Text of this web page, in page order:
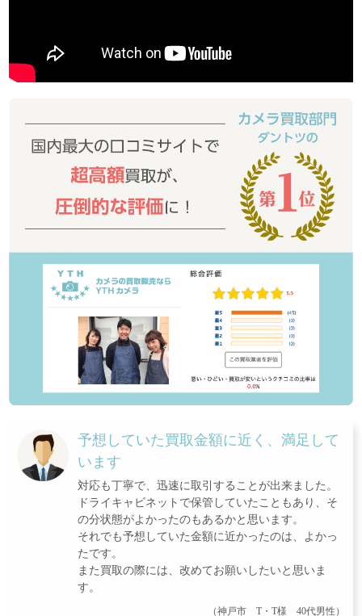
予想していた買取金額に近く、満足して
います
対応も丁寧で、迅速に取引することが出来ました。
ドライキャビネットで保管していたこともあり、そ
の分状態がよかったのもあるかと思います。
それでも予想していた金額に近かったのは、よかっ
たです。
また買取の際には、改めてお願いしたいと思いま
す。
（神戸市 T・T様 40代男性）